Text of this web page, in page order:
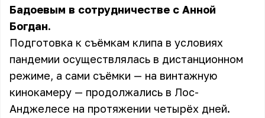
Бадоевым в сотрудничестве с Анной
Богдан.
Подготовка к съёмкам клипа в условиях
пандемии осуществлялась в дистанционном
режиме, а сами съёмки — на винтажную
кинокамеру — продолжались в Лос-
Анджелесе на протяжении четырёх дней.